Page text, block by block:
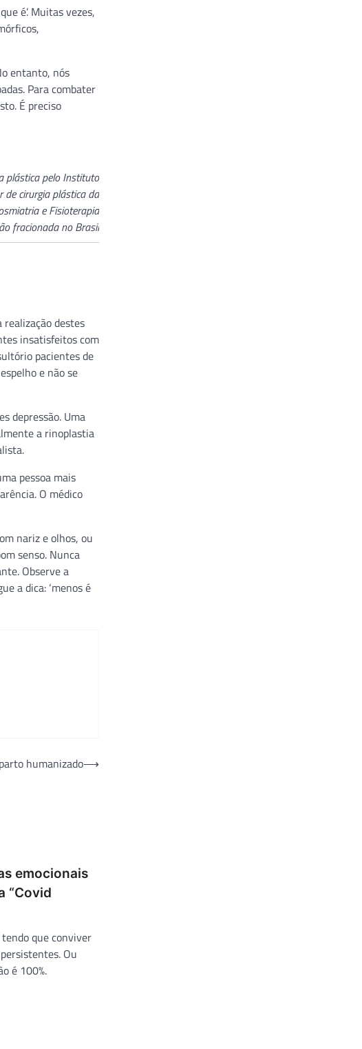
é’. Muitas vezes,
entanto, nós
Para combater
É preciso
plástica pelo Instituto
de cirurgia plástica da
e Fisioterapia
fracionada no Brasil
destes
insatisfeitos com
pacientes de
e não se
depressão. Uma
a rinoplastia
pessoa mais
O médico
nariz e olhos, ou
senso. Nunca
Observe a
a dica: ‘menos é
humanizado⟶
emocionais
“Covid
que conviver
Ou
é 100%.